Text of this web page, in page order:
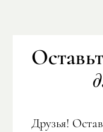
Друзья!